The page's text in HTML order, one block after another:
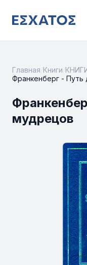
Главная Книги
Франкенберг - Путь
мудрецов